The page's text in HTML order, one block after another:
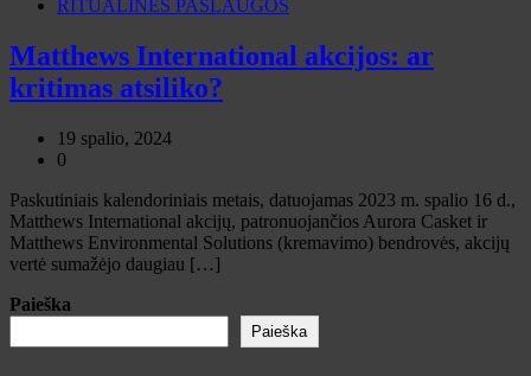
RITUALINĖS PASLAUGOS
Matthews International akcijos: ar
kritimas atsiliko?
19 spalio, 2024
0
Paskutiniais kalendoriniais metais, datuojamas 2023 m. spalio 16 d.,
Matthews International akcijų, patronuojančios Aurora Casket ir
Matthews Environmental Solutions (kremavimo) bendrovės, akcijų
vertė sumažėjo daugiau […]
Paieška
Paieška